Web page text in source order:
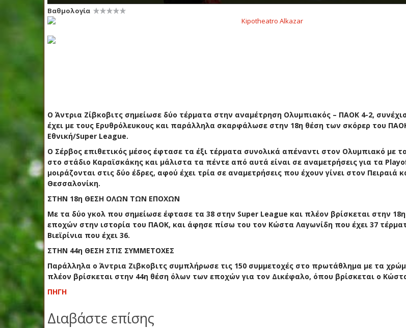
Βαθμολογία
Ο Άντρια Ζίβκοβιτς σημείωσε δύο τέρματα στην αναμέτρηση Ολυμπιακός – ΠΑΟΚ 4-2,
έχει με τους Ερυθρόλευκους και παράλληλα σκαρφάλωσε στην 18η θέση των σκόρερ του
Εθνική/Super League.
Ο Σέρβος επιθετικός μέσος έφτασε τα έξι τέρματα συνολικά απέναντι στον Ολυμπιακό με
στο στάδιο Καραϊσκάκης και μάλιστα τα πέντε από αυτά είναι σε αναμετρήσεις για τα
μοιράζονται στις δύο έδρες, αφού έχει τρία σε αναμετρήσεις που έχουν γίνει στον Πειραιά
Θεσσαλονίκη.
ΣΤΗΝ 18η ΘΕΣΗ ΟΛΩΝ ΤΩΝ ΕΠΟΧΩΝ
Με τα δύο γκολ που σημείωσε έφτασε τα 38 στην Super League και πλέον βρίσκεται στην
εποχών στην ιστορία του ΠΑΟΚ, και άφησε πίσω του τον Κώστα Λαγωνίδη που έχει 37
Βιεϊρίνια που έχει 36.
ΣΤΗΝ 44η ΘΕΣΗ ΣΤΙΣ ΣΥΜΜΕΤΟΧΕΣ
Παράλληλα ο Άντρια Ζιβκοβιτς συμπλήρωσε τις 150 συμμετοχές στο πρωτάθλημα με τα
πλέον βρίσκεται στην 44η θέση όλων των εποχών για τον Δικέφαλο, όπου βρίσκεται ο
ΠΗΓΗ
Διαβάστε επίσης